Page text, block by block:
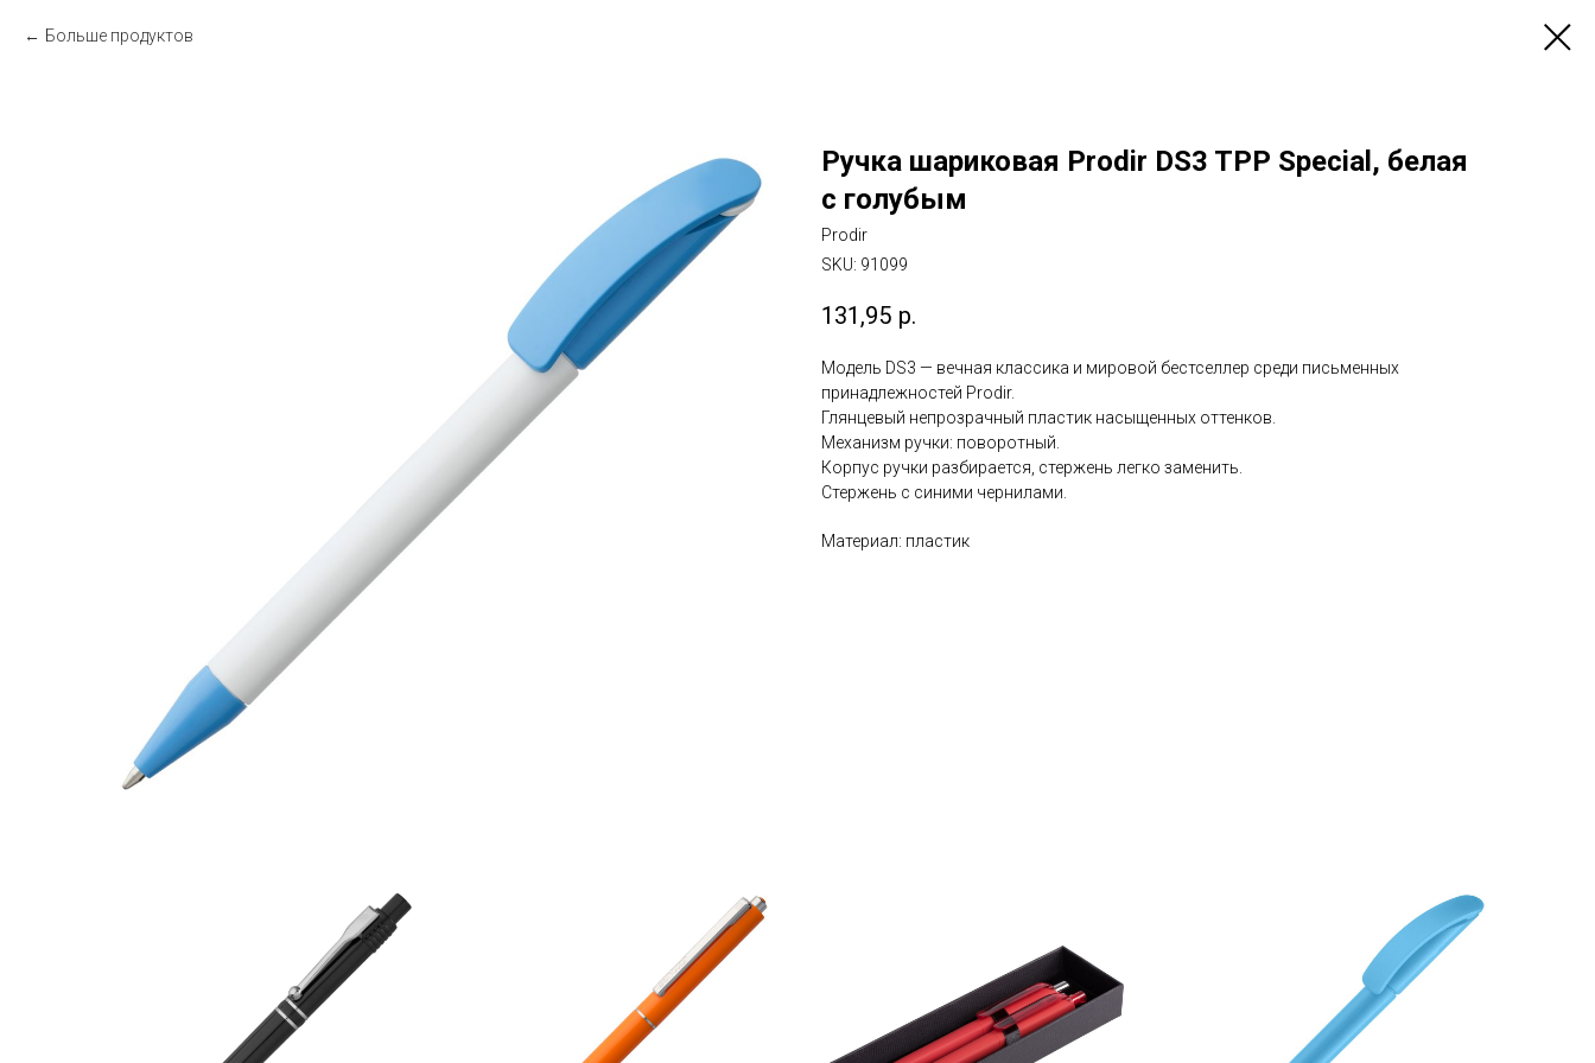
Больше продуктов
Ручка шариковая Prodir DS3 TPP Special, белая
с голубым
Prodir
SKU: 91099
131,95 р.
Модель DS3 — вечная классика и мировой бестселлер среди письменных
принадлежностей Prodir.
Глянцевый непрозрачный пластик насыщенных оттенков.
Механизм ручки: поворотный.
Корпус ручки разбирается, стержень легко заменить.
Стержень с синими чернилами.
Материал: пластик